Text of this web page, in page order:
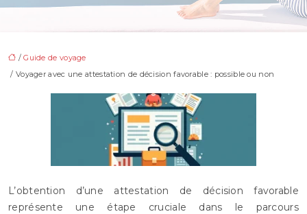
/Guide de voyage
/ Voyager avec une attestation de décision favorable : possible ou non
L’obtention d’une attestation de décision favorable
représente une étape cruciale dans le parcours